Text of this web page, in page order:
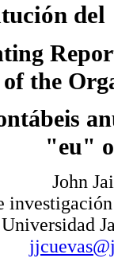
of the
"eu"
John